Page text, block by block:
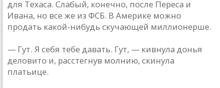
для Техаса. Слабый, конечно, после Переса и
Ивана, но все же из ФСБ. В Америке можно
продать какой-нибудь скучающей миллионерше.
— Гут. Я себя тебе давать. Гут, — кивнула донья
деловито и, расстегнув молнию, скинула
платьице.